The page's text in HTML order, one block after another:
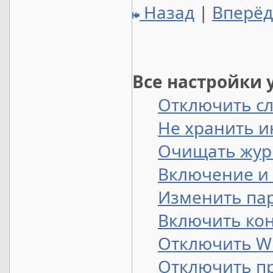
Назад |
Все настройки
Отключить
Не хранить
Очищать
Включение
Изменить
Включить
Отключить
Отключить